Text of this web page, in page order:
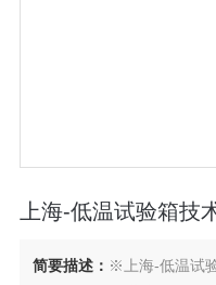
上海-低温试验箱技
简要描述： ※上海-低温试